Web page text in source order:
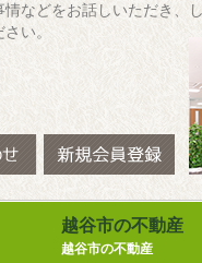
などをお話しいただき、
い。
越谷市の不動産
越谷市の不動産